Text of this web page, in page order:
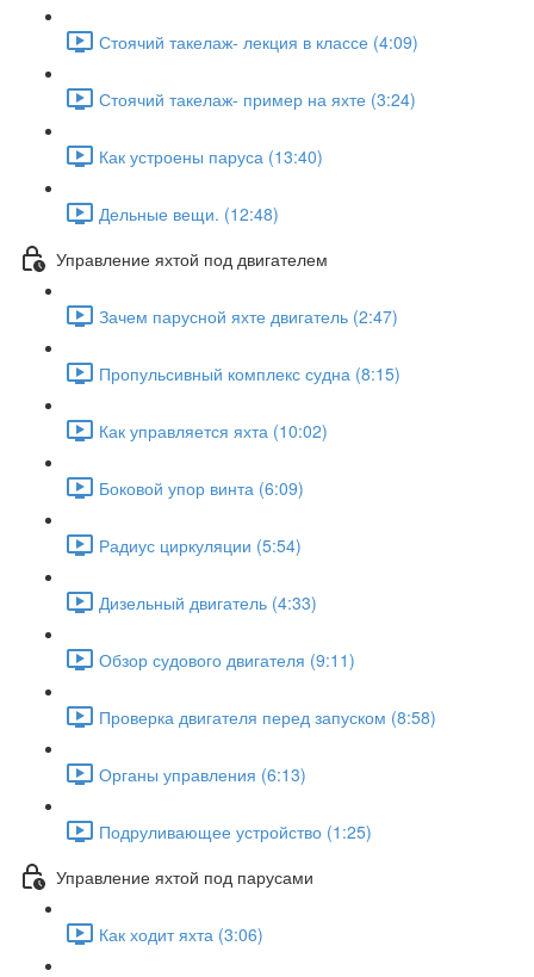
Стоячий такелаж- лекция в классе (4:09)
Стоячий такелаж- пример на яхте (3:24)
Как устроены паруса (13:40)
Дельные вещи. (12:48)
Управление яхтой под двигателем
Зачем парусной яхте двигатель (2:47)
Пропульсивный комплекс судна (8:15)
Как управляется яхта (10:02)
Боковой упор винта (6:09)
Радиус циркуляции (5:54)
Дизельный двигатель (4:33)
Обзор судового двигателя (9:11)
Проверка двигателя перед запуском (8:58)
Органы управления (6:13)
Подруливающее устройство (1:25)
Управление яхтой под парусами
Как ходит яхта (3:06)